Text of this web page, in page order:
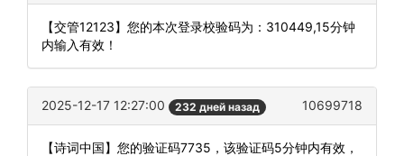
【交管12123】您的本次登录校验码为：310449,15分钟
内输入有效！
2025-12-17 12:27:00 232 дней назад 10699718
【诗词中国】您的验证码7735，该验证码5分钟内有效，